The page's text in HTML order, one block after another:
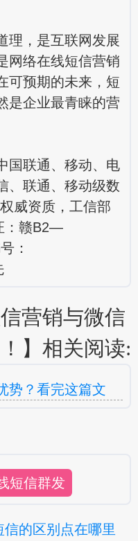
，是互联网发展
网络在线短信营销
可预期的未来，短
是企业最青睐的营
联通、移动、电
、联通、移动级数
威资质，工信部
：赣B2—
：
营销与微信
】相关阅读:
势？看完这篇文
短信群发
信的区别点在哪里